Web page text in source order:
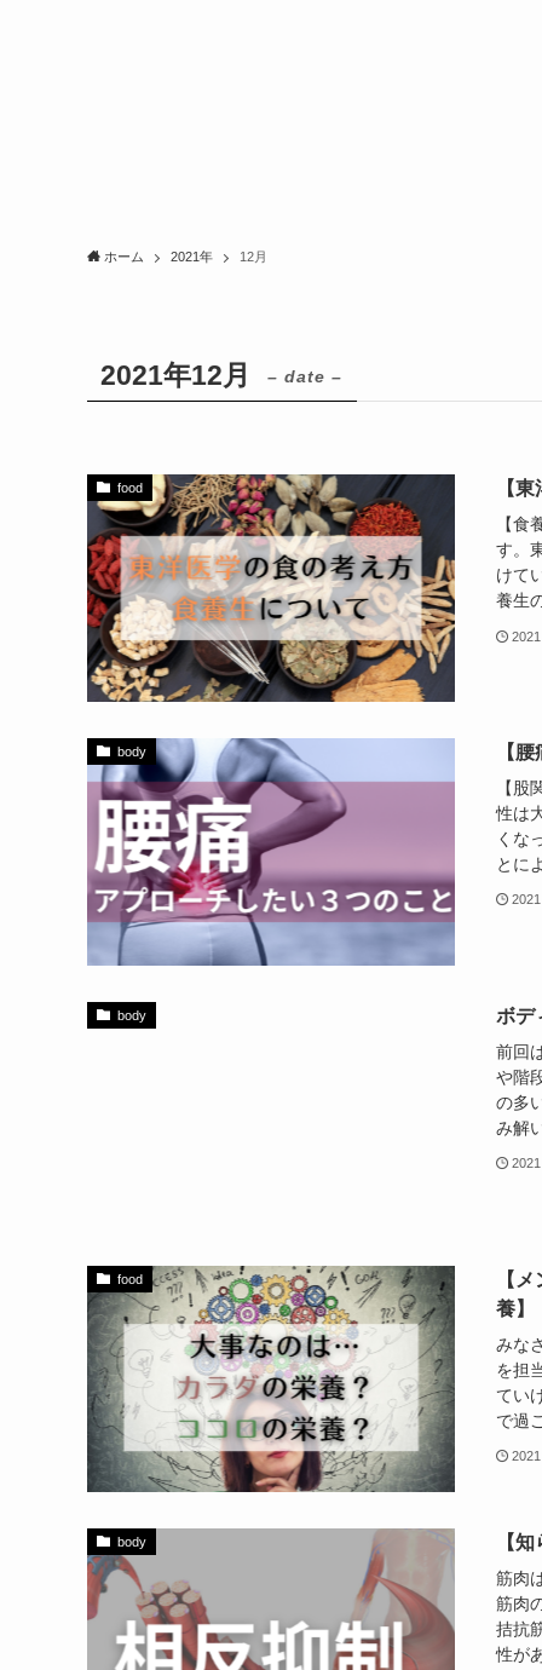
ホーム 2021年 12月
2021年12月 – date –
food 【
【
す。
けて
養生
body 【
【
性は
くな
とに
body ボデ
前回
や階
の多
み解
food
【
養】
みな
を担
てい
で過
body 【
筋肉
筋肉
拮抗
性が